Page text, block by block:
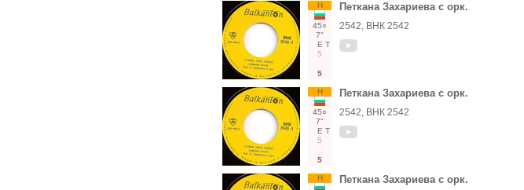
Н
45○
7"
Е Т
5
5
Петкана Захариева с орк.
2542, ВНК 2542
Н
45○
7"
Е Т
5
5
Петкана Захариева с орк.
2542, ВНК 2542
Н Петкана Захариева с орк.